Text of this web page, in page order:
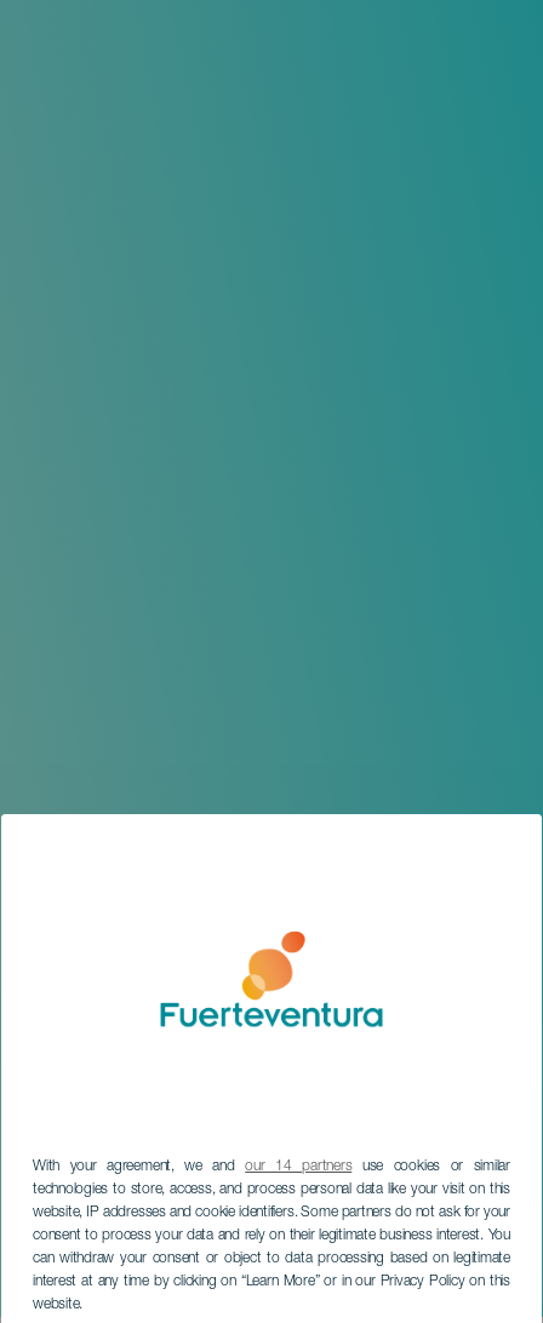
With your agreement, we andour 14 partnersuse cookies or similar
technologies to store, access, and process personal data like your visit on this
website, IP addresses and cookie identifiers. Some partners do not ask for your
consent to process your data and rely on their legitimate business interest. You
can withdraw your consent or object to data processing based on legitimate
interest at any time by clicking on “Learn More” or in our Privacy Policy on this
website.
Inés Cuello y Bohemia
Lanzarote
FUERTEVENTURA